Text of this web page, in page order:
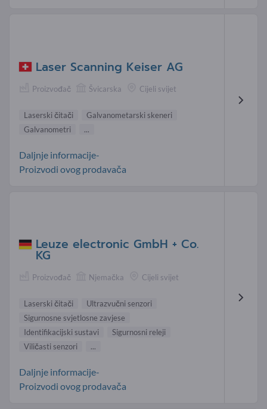
Laser Scanning Keiser AG
Proizvođač Švicarska Cijeli svijet
Laserski čitači
Galvanometarski skeneri
Galvanometri
...
Daljnje informacije-
Proizvodi ovog prodavača
Leuze electronic GmbH + Co.
KG
Proizvođač Njemačka Cijeli svijet
Laserski čitači
Ultrazvučni senzori
Sigurnosne svjetlosne zavjese
Identifikacijski sustavi
Sigurnosni releji
Viličasti senzori
...
Daljnje informacije-
Proizvodi ovog prodavača